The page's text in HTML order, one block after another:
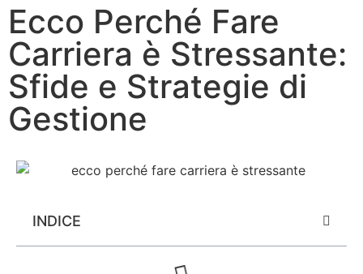
Ecco Perché Fare
Carriera è Stressante:
Sfide e Strategie di
Gestione
INDICE